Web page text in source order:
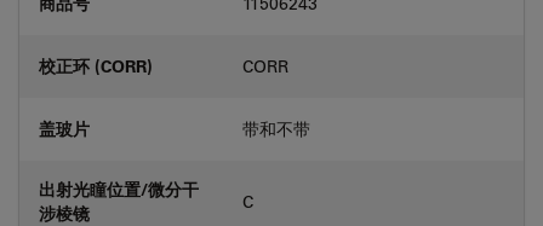
校正环 (CORR) CORR
盖玻片 带和不带
出射光瞳位置/微分干
涉棱镜
C